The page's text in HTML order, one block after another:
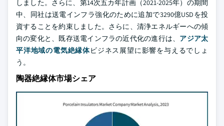
しました。さらに、第14次五カ年計画（2021-2025年）の期間
中、同社は送電インフラ強化のために追加で3290億USDを投
資することを約束しました。さらに、清浄エネルギーへの傾
向の変化と、既存送電インフラの近代化の進行は、 アジア太
平洋地域の電気絶縁体ビジネス展望に影響を与えるでしょ
う。
陶器絶縁体市場シェア